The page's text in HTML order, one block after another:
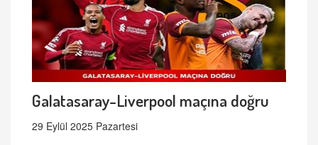
Galatasaray-Liverpool maçına doğru
29 Eylül 2025 Pazartesi